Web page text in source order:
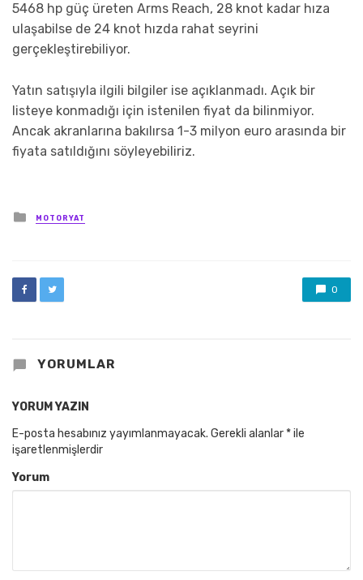
5468 hp güç üreten Arms Reach, 28 knot kadar hıza
ulaşabilse de 24 knot hızda rahat seyrini
gerçekleştirebiliyor.
Yatın satışıyla ilgili bilgiler ise açıklanmadı. Açık bir
listeye konmadığı için istenilen fiyat da bilinmiyor.
Ancak akranlarına bakılırsa 1-3 milyon euro arasında bir
fiyata satıldığını söyleyebiliriz.
Posted
in
MOTORYAT
0
YORUMLAR
YORUM YAZIN
E-posta hesabınız yayımlanmayacak. Gerekli alanlar *ile
işaretlenmişlerdir
Yorum